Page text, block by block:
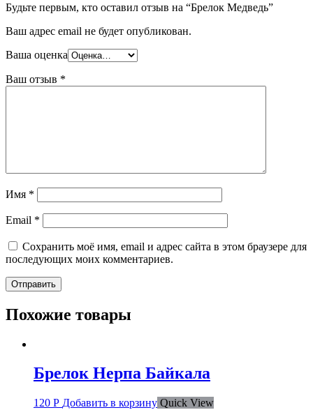
Будьте первым, кто оставил отзыв на “Брелок Медведь”
Ваш адрес email не будет опубликован.
Ваша оценка
Ваш отзыв *
Имя *
Email *
Сохранить моё имя, email и адрес сайта в этом браузере для
последующих моих комментариев.
Похожие товары
Брелок Нерпа Байкала
120 Р Добавить в корзину Quick View